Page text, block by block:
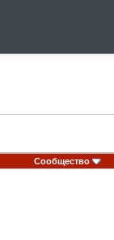
Сообщество